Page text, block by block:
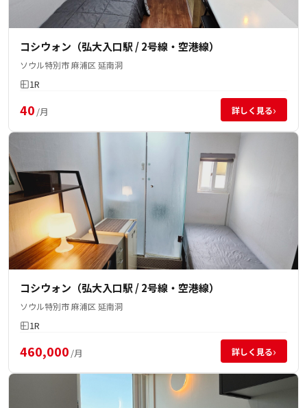
コシウォン（弘大入口駅 / 2号線・空港線）
ソウル特別市 麻浦区 延南洞
1R
40 /月 詳しく見る›
コシウォン（弘大入口駅 / 2号線・空港線）
ソウル特別市 麻浦区 延南洞
1R
460,000 /月 詳しく見る›